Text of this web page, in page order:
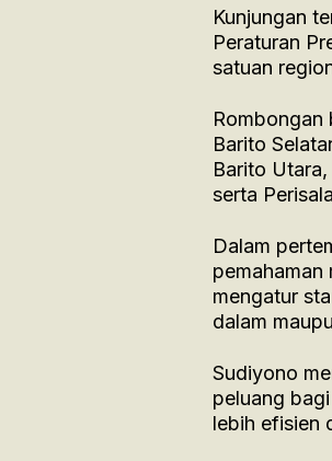
Kunjungan
Peraturan
satuan
Rombongan
Barito
Barito
serta
Dalam
pemahaman
mengatur
dalam
Sudiyono
peluang
lebih efisien